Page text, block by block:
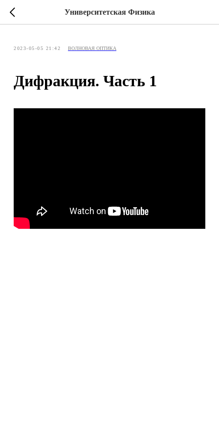
Университетская Физика
2023-05-05 21:42 ВОЛНОВАЯ ОПТИКА
Дифракция. Часть 1